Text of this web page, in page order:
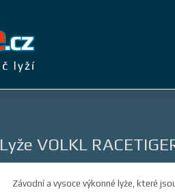
Lyže VOLKL
Závodní a vysoce výkonné lyže, které